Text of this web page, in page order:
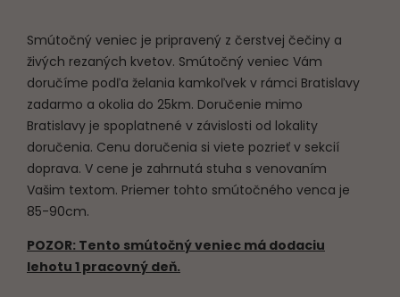
Smútočný veniec je pripravený z čerstvej čečiny a
živých rezaných kvetov. Smútočný veniec Vám
doručíme podľa želania kamkoľvek v rámci Bratislavy
zadarmo a okolia do 25km. Doručenie mimo
Bratislavy je spoplatnené v závislosti od lokality
doručenia. Cenu doručenia si viete pozrieť v sekcií
doprava. V cene je zahrnutá stuha s venovaním
Vašim textom. Priemer tohto smútočného venca je
85-90cm.
POZOR: Tento smútočný veniec má dodaciu
lehotu 1 pracovný deň.